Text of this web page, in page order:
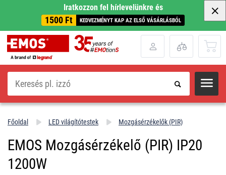
Iratkozzon fel hírlevelünkre és
1500 Ft KEDVEZMÉNYT KAP AZ ELSŐ VÁSÁRLÁSBÓL
Keresés
Főoldal LED világítótestek Mozgásérzékelők (PIR)
EMOS Mozgásérzékelő (PIR) IP20
1200W